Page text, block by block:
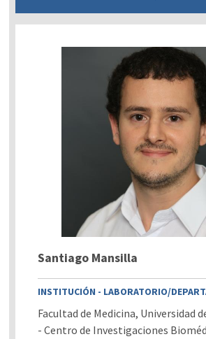
Santiago Mansilla
INSTITUCIÓN - LABORATORIO/
Facultad de Medicina, Universidad
- Centro de Investigaciones